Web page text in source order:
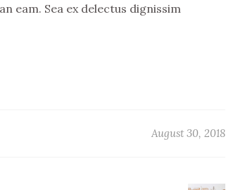
eam. Sea ex delectus dignissim
August 30, 2018